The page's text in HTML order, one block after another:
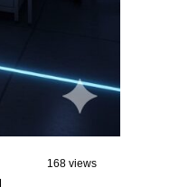
168 views